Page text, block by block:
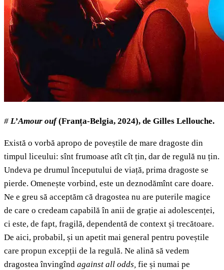
# L’Amour ouf(Franța-Belgia, 2024), de Gilles Lellouche.
Există o vorbă apropo de poveștile de mare dragoste din
timpul liceului: sînt frumoase atît cît țin, dar de regulă nu țin.
Undeva pe drumul începutului de viață, prima dragoste se
pierde. Omenește vorbind, este un deznodămînt care doare.
Ne e greu să acceptăm că dragostea nu are puterile magice
de care o credeam capabilă în anii de grație ai adolescenței,
ci este, de fapt, fragilă, dependentă de context și trecătoare.
De aici, probabil, și un apetit mai general pentru poveștile
care propun excepții de la regulă. Ne alină să vedem
dragostea învingînd against all odds, fie și numai pe